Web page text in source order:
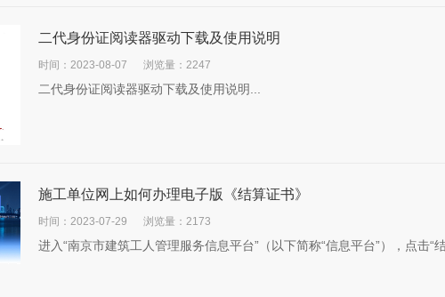
二代身份证阅读器驱动下载及使用说明
时间：2023-08-07 浏览量：2247
二代身份证阅读器驱动下载及使用说明...
施工单位网上如何办理电子版《结算证书》
时间：2023-07-29 浏览量：2173
进入“南京市建筑工人管理服务信息平台”（以下简称“信息平台”），点击“结